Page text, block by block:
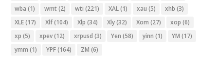
wba (1) wmt (2) wti (221) XAL(1) xau (5) xhb (3)
XLE(17) Xlf(104) Xlp (34) Xly(32) Xom (27) xop (6)
xp (5) xpev(12) xrpusd (3) Yen (58) yinn (1) YM (17)
ymm (1) YPF(164) ZM (6)